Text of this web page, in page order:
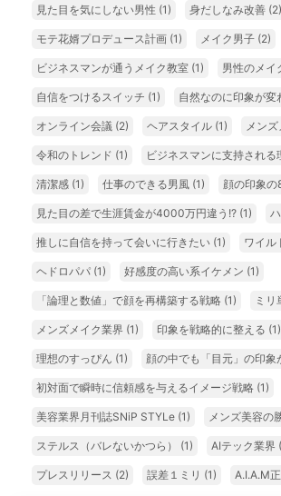
見た目を気にしない男性 (1) 身だしなみ改善 (2)
モテ花婿プロデュース計画 (1) メイク男子 (2)
ビジネスマンが通うメイク教室 (1) 男性のメイ
自信をつけるスイッチ (1) 自然なのに印象が変
オンライン会議 (2) ヘアスタイル (1) メン
令和のトレンド (1) ビジネスマンに支持される
清潔感 (1) 仕事のできる男風 (1) 顔の印象の
見た目の差で生涯賃金が4000万円違う!? (1)
推しに自信を持って会いに行きたい (1) ワイル
ヘドロパパ (1) 好感度の高い系イケメン (1)
「論理と数値」で顔を再構築する戦略 (1) ミリ
メンズメイク業界 (1) 印象を戦略的に整える (1)
理想のすっぴん (1) 顔の中でも「目元」の印象
初対面で瞬時に信頼感を与えるイメージ戦略 (1)
美容業界月刊誌SNiP STYLe (1) メンズ美容の
ステルス（バレないかつら） (1) AIテック業界
プレスリリース (2) 誤差１ミリ (1) A.I.A.M